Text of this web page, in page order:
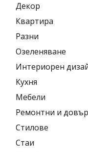
Декор
Квартира
Разни
Озеленяване
Интериорен
Кухня
Мебели
Ремонтни и
Стилове
Стаи